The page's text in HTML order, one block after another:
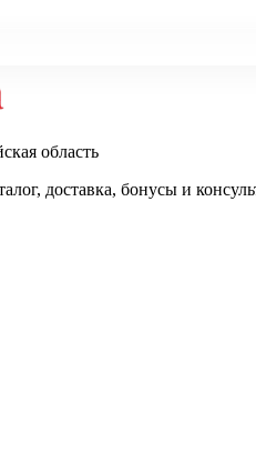
область
доставка, бонусы и